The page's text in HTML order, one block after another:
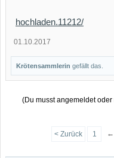
hochladen.11212/
01.10.2017
Krötensammlerin gefällt das.
(Du musst angemeldet
< Zurück 1 ←